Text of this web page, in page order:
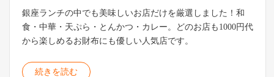
銀座ランチの中でも美味しいお店だけを厳選しました！和
食・中華・天ぷら・とんかつ・カレー。どのお店も1000円代
から楽しめるお財布にも優しい人気店です。
続きを読む